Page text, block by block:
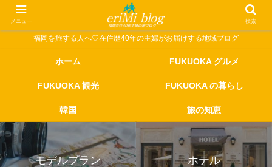
福岡を旅する人へ♡在住歴40年の主婦がお届けする地域ブログ
ホーム FUKUOKA グルメ
FUKUOKA 観光 FUKUOKA の暮らし
韓国 旅の知恵
モデルプラン ホテル
メニュー 検索